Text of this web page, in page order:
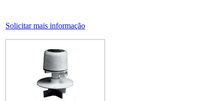
Solicitar mais informação